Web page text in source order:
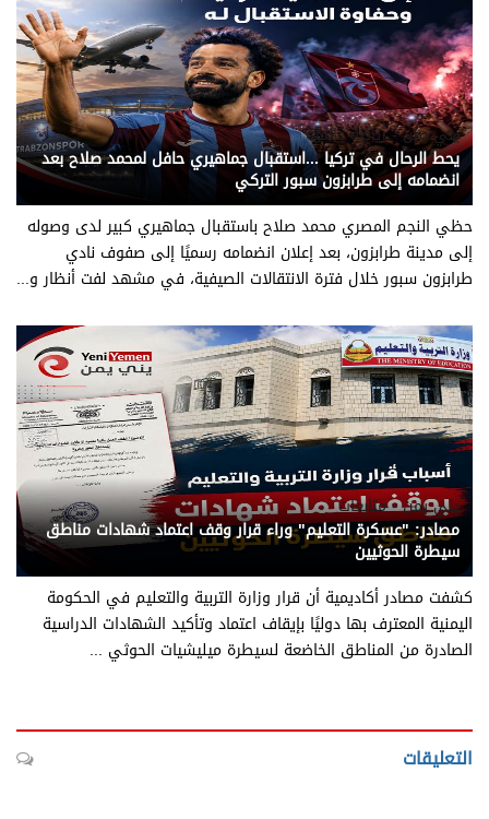
يني يمن - رياضة عالمية
يحط الرحال في تركيا ...استقبال جماهيري حافل لمحمد صلاح بعد
انضمامه إلى طرابزون سبور التركي
حظي النجم المصري محمد صلاح باستقبال جماهيري كبير لدى وصوله
إلى مدينة طرابزون، بعد إعلان انضمامه رسميًا إلى صفوف نادي
طرابزون سبور خلال فترة الانتقالات الصيفية، في مشهد لفت أنظار و...
يني يمن - متابعات
مصادر: "عسكرة التعليم" وراء قرار وقف اعتماد شهادات مناطق
سيطرة الحوثيين
كشفت مصادر أكاديمية أن قرار وزارة التربية والتعليم في الحكومة
اليمنية المعترف بها دوليًا بإيقاف اعتماد وتأكيد الشهادات الدراسية
الصادرة من المناطق الخاضعة لسيطرة ميليشيات الحوثي ...
التعليقات